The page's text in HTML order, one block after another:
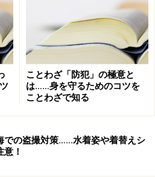
親などがどういう反応を示すか
です。「代金を支払えばいいの
らいで」といったように、罪と
ほうが悪いかのような言い方を
います。
親や、子どもを教育する立場の
引きで捕まっています。ただ
きというケースもあり、ある
たいがために万引きを行う子
ことわざ「防犯」の極意と
は……身を守るためのコツを
ことわざで知る
での盗撮対策……水着姿や着替えシ
！